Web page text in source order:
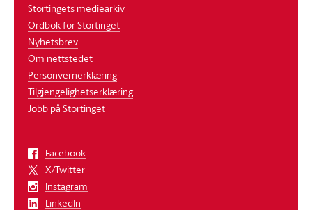
Stortingets mediearkiv
Ordbok for Stortinget
Nyhetsbrev
Om nettstedet
Personvernerklæring
Tilgjengelighetserklæring
Jobb på Stortinget
Facebook
X/Twitter
Instagram
LinkedIn